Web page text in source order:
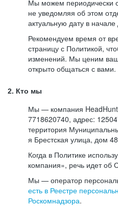
Мы можем периодически
не уведомляя об этом
актуальную дату в
Рекомендуем время от
страницу с Политикой,
изменений. Мы ценим
открыто общаться с вами.
2. Кто мы
Мы — компания
7718620740, адрес:
территория
я Брестская улица, дом
Когда в Политике
компания», речь идет об
Мы — оператор
есть в Реестре
Роскомнадзора.